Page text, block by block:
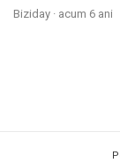
Biziday · acum 6 ani